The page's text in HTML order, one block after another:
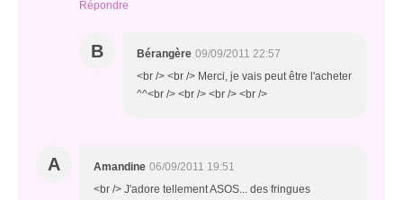
Répondre
B Bérangère 09/09/2011 22:57
<br /> <br /> Merci, je vais peut être l'acheter
^^<br /> <br /> <br /> <br />
A Amandine 06/09/2011 19:51
<br /> J'adore tellement ASOS... des fringues